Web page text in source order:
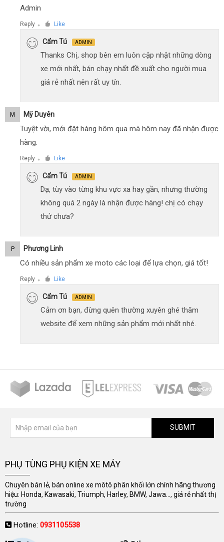
Admin
Reply ● Like
Cẩm Tú ADMIN
Thanks Chị, shop bên em luôn cập nhật những dòng
xe mới nhất, bán chạy nhất đề xuất cho người mua
giá rẻ nhất nên rất uy tín.
M Mỹ Duyên
Tuyệt vời, mới đặt hàng hôm qua mà hôm nay đã nhận được
hàng.
Reply ● Like
Cẩm Tú ADMIN
Dạ, tùy vào từng khu vực xa hay gần, nhưng thường
không quá 2 ngày là nhận được hàng! chị có chạy
thử chưa?
P Phương Linh
Có nhiều sản phẩm xe moto các loại để lựa chọn, giá tốt!
Reply ● Like
Cẩm Tú ADMIN
Cảm ơn bạn, đừng quên thường xuyên ghé thăm
website để xem những sản phẩm mới nhất nhé.
SUBMIT
PHỤ TÙNG PHỤ KIỆN XE MÁY
Chuyên bán lẻ, bán online xe môtô phân khối lớn chính hãng thương
hiệu: Honda, Kawasaki, Triumph, Harley, BMW, Jawa..., giá rẻ nhất thị
trường
Hotline: 0931105538